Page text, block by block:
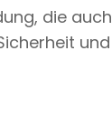
die auch
und